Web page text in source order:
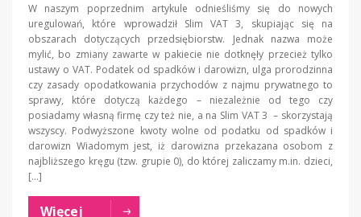
W naszym poprzednim artykule odnieśliśmy się do nowych
uregulowań, które wprowadził Slim VAT 3, skupiając się na
obszarach dotyczących przedsiębiorstw. Jednak nazwa może
mylić, bo zmiany zawarte w pakiecie nie dotknęły przecież tylko
ustawy o VAT. Podatek od spadków i darowizn, ulga prorodzinna
czy zasady opodatkowania przychodów z najmu prywatnego to
sprawy, które dotyczą każdego – niezależnie od tego czy
posiadamy własną firmę czy też nie, a na Slim VAT 3 – skorzystają
wszyscy. Podwyższone kwoty wolne od podatku od spadków i
darowizn Wiadomym jest, iż darowizna przekazana osobom z
najbliższego kręgu (tzw. grupie 0), do której zaliczamy m.in. dzieci,
[…]
Więcej